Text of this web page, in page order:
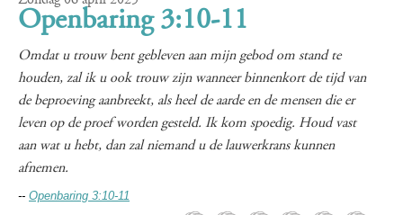
Openbaring 3:10-11
Omdat u trouw bent gebleven aan mijn gebod om stand te
houden, zal ik u ook trouw zijn wanneer binnenkort de tijd van
de beproeving aanbreekt, als heel de aarde en de mensen die er
leven op de proef worden gesteld. Ik kom spoedig. Houd vast
aan wat u hebt, dan zal niemand u de lauwerkrans kunnen
afnemen.
-- Openbaring 3:10-11